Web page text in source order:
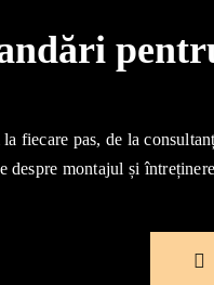
fiecare pas, de la
despre montajul și